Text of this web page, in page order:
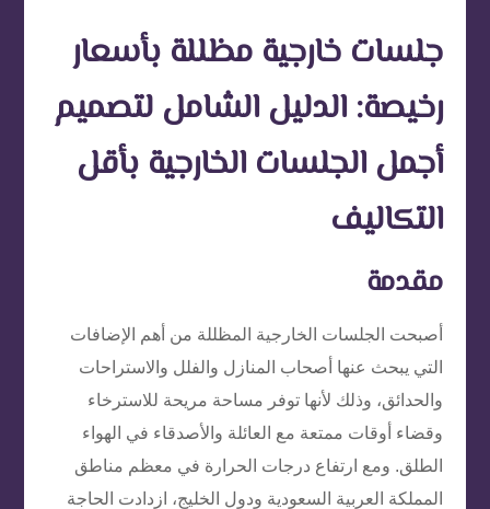
جلسات خارجية مظللة بأسعار
رخيصة: الدليل الشامل لتصميم
أجمل الجلسات الخارجية بأقل
التكاليف
مقدمة
أصبحت الجلسات الخارجية المظللة من أهم الإضافات
التي يبحث عنها أصحاب المنازل والفلل والاستراحات
والحدائق، وذلك لأنها توفر مساحة مريحة للاسترخاء
وقضاء أوقات ممتعة مع العائلة والأصدقاء في الهواء
الطلق. ومع ارتفاع درجات الحرارة في معظم مناطق
المملكة العربية السعودية ودول الخليج، ازدادت الحاجة